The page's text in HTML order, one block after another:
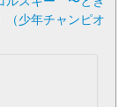
少年チャンピオ